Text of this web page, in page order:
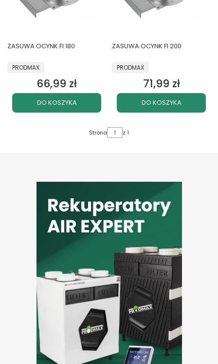
ZASUWA OCYNK FI 180
PRODUCENT
PRODMAX
Cena
66,99 zł
DO KOSZYKA
ZASUWA OCYNK FI 200
PRODUCENT
PRODMAX
Cena
71,99 zł
DO KOSZYKA
Strona z 1